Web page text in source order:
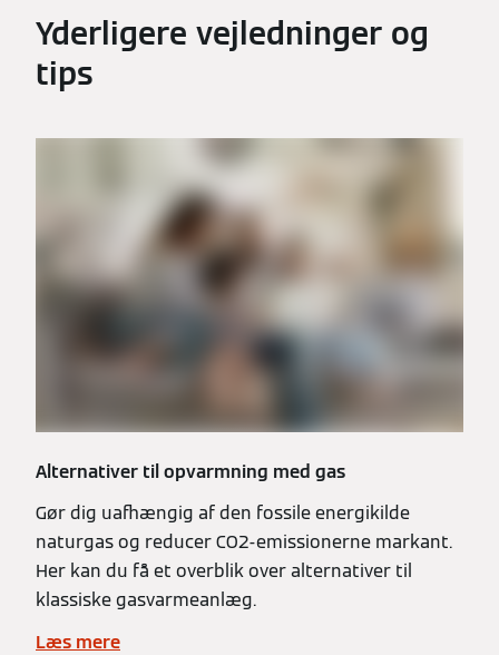
Yderligere vejledninger og
tips
Alternativer til opvarmning med gas
Gør dig uafhængig af den fossile energikilde
naturgas og reducer CO2-emissionerne markant.
Her kan du få et overblik over alternativer til
klassiske gasvarmeanlæg.
Læs mere